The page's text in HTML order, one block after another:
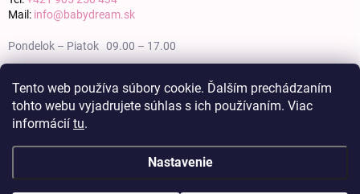
Tento web používa súbory cookie. Ďalším prechádzaním
tohto webu vyjadrujete súhlas s ich používaním. Viac
informácií tu.
Nastavenie
Mail: info@babydream.sk
Pondelok – Piatok 09.00 – 17.00
Nedeľa zatvorené